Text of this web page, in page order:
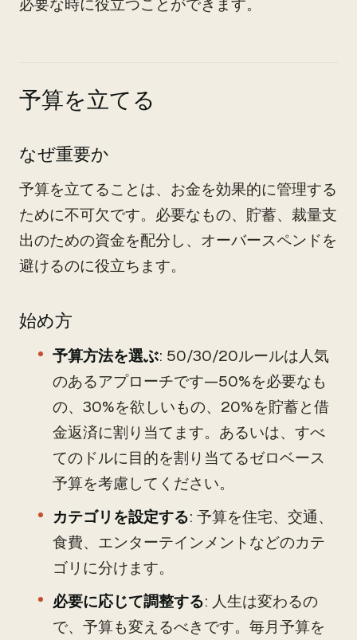
必要な時に役立つことができます。
予算を立てる
なぜ重要か
予算を立てることは、お金を効果的に管理する
ために不可欠です。必要なもの、貯蓄、裁量支
出のための資金を配分し、オーバースペンドを
避けるのに役立ちます。
始め方
予算方法を選ぶ: 50/30/20ルールは人気
のあるアプローチです—50%を必要なも
の、30%を欲しいもの、20%を貯蓄と借
金返済に割り当てます。あるいは、すべ
てのドルに目的を割り当てるゼロベース
予算を考慮してください。
カテゴリを設定する: 予算を住宅、交通、
食費、エンターテインメントなどのカテ
ゴリに分けます。
必要に応じて調整する: 人生は変わるの
で、予算も変えるべきです。毎月予算を